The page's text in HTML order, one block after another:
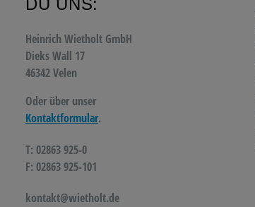
DU UNS:
Heinrich Wietholt GmbH
Dieks Wall 17
46342 Velen
Oder über unser
Kontaktformular.
T: 02863 925-0
F: 02863 925-101
kontakt@wietholt.de